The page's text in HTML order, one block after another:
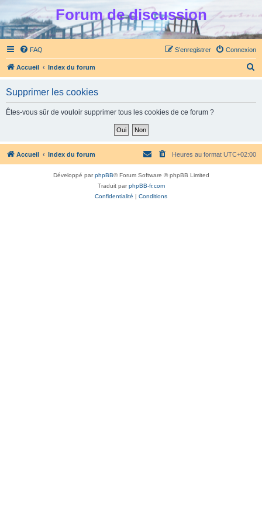
Forum de discussion
FAQ Connexion
S’enregistrer
Accueil Index du forum
h
Supprimer les cookies
Êtes-vous sûr de vouloir supprimer tous les cookies de ce forum ?
Accueil Index du forum Heures au format UTC+02:00
Développé parphpBB® Forum Software © phpBB Limited
Traduit parphpBB-fr.com
Confidentialité | Conditions